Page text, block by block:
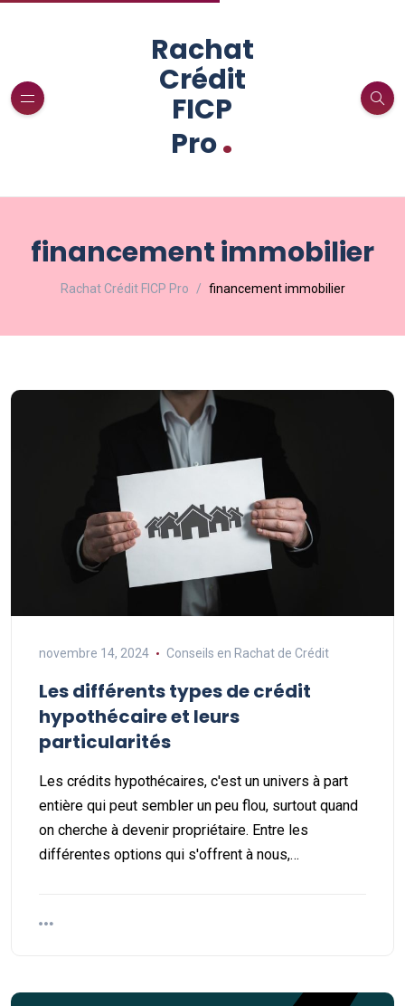
Rachat
Crédit
FICP
Pro.
financement immobilier
Rachat Crédit FICP Pro financement immobilier
novembre 14, 2024 Conseils en Rachat de Crédit
Les différents types de crédit
hypothécaire et leurs
particularités
Les crédits hypothécaires, c'est un univers à part
entière qui peut sembler un peu flou, surtout quand
on cherche à devenir propriétaire. Entre les
différentes options qui s'offrent à nous,…